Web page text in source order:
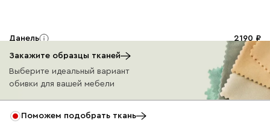
Данель 2190
Бежевый Графит Изумруд
Закажите образцы тканей
Выберите идеальный вариант
обивки для вашей мебели
Поможем подобрать ткань